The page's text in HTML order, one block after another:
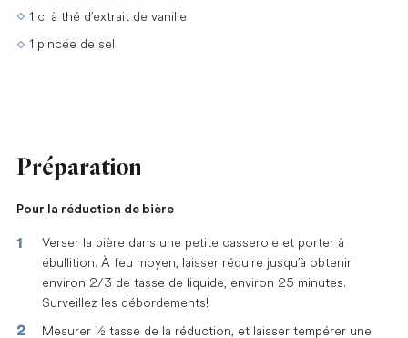
1 c. à thé d’extrait de vanille
1 pincée de sel
Préparation
Pour la réduction de bière
Verser la bière dans une petite casserole et porter à
ébullition. À feu moyen, laisser réduire jusqu’à obtenir
environ 2/3 de tasse de liquide, environ 25 minutes.
Surveillez les débordements!
Mesurer ½ tasse de la réduction, et laisser tempérer une